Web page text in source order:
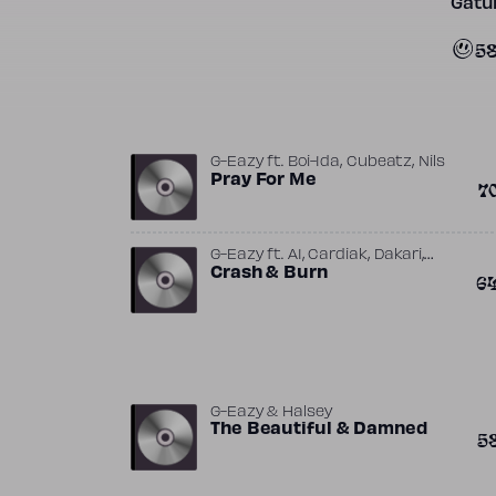
G-Eazyft. Boi-1da, Cubeatz, Nils
Pray For Me
G-Eazyft. A1 ,Cardiak, Dakari ,
Gabrielle “Goldiie” Nowee
Crash & Burn
G-Eazy & Halsey
The Beautiful & Damned